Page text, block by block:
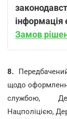
Замов
8.
щодо
службою,
Нацполіцією,